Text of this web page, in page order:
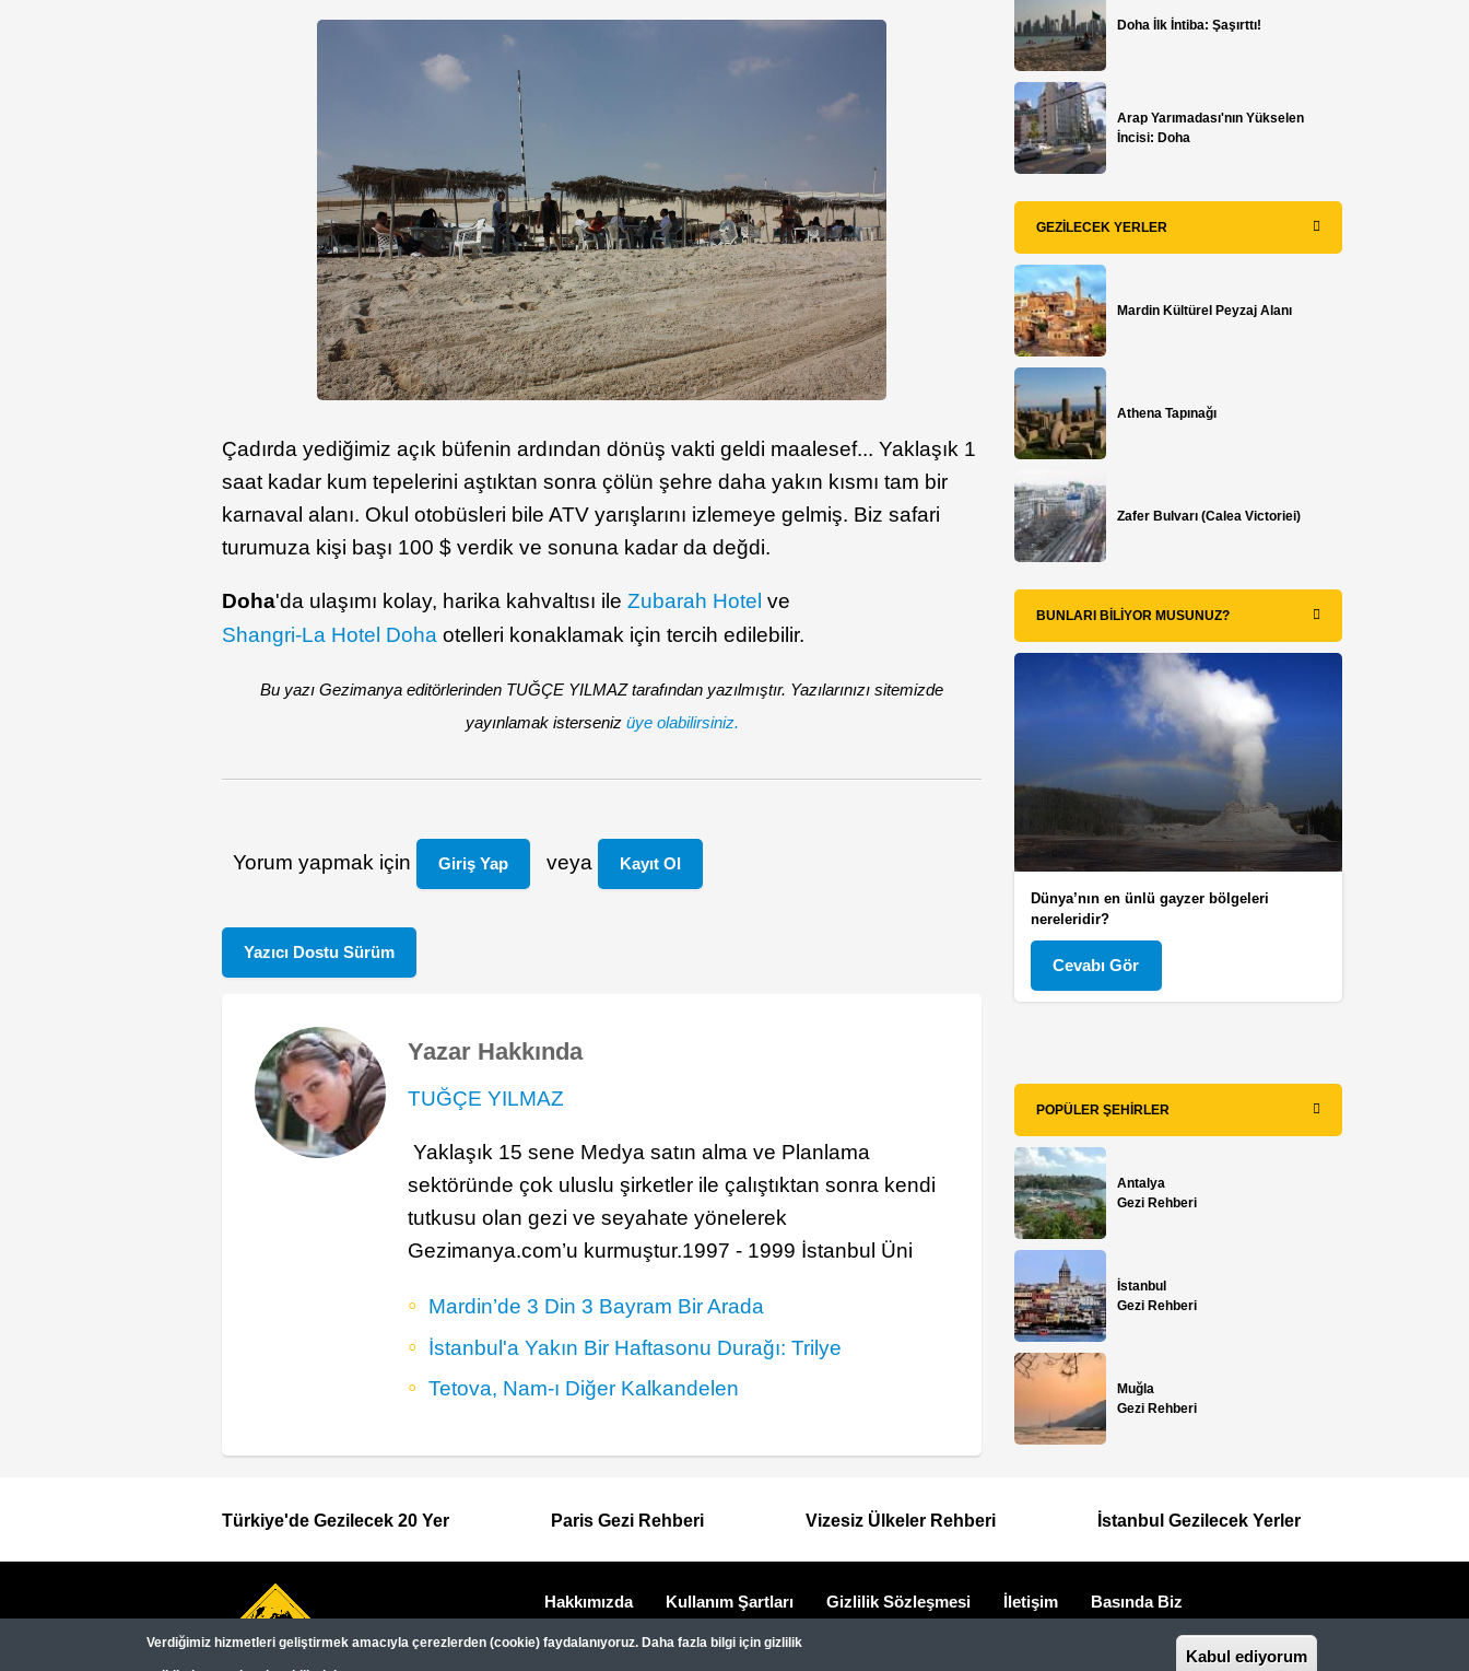
Çadırda yediğimiz açık büfenin ardından dönüş vakti geldi maalesef... Yaklaşık 1
saat kadar kum tepelerini aştıktan sonra çölün şehre daha yakın kısmı tam bir
karnaval alanı. Okul otobüsleri bile ATV yarışlarını izlemeye gelmiş. Biz safari
turumuza kişi başı 100 $ verdik ve sonuna kadar da değdi.
Doha'da ulaşımı kolay, harika kahvaltısı ile Zubarah Hotel ve
Shangri-La Hotel Doha otelleri konaklamak için tercih edilebilir.
Bu yazı Gezimanya editörlerinden TUĞÇE YILMAZ tarafından yazılmıştır. Yazılarınızı sitemizde
yayınlamak isterseniz üye olabilirsiniz.
Yorum yapmak için Giriş Yap veya Kayıt Ol
Yazıcı Dostu Sürüm
Yazar Hakkında
TUĞÇE YILMAZ
Yaklaşık 15 sene Medya satın alma ve Planlama
sektöründe çok uluslu şirketler ile çalıştıktan sonra kendi
tutkusu olan gezi ve seyahate yönelerek
Gezimanya.com’u kurmuştur.1997 - 1999 İstanbul Üni
Mardin’de 3 Din 3 Bayram Bir Arada
İstanbul'a Yakın Bir Haftasonu Durağı: Trilye
Tetova, Nam-ı Diğer Kalkandelen
Doha İlk İntiba: Şaşırttı!
Arap Yarımadası'nın Yükselen
İncisi: Doha
GEZILECEK YERLER
Mardin Kültürel Peyzaj Alanı
Athena Tapınağı
Zafer Bulvarı (Calea Victoriei)
BUNLARI BILIYOR MUSUNUZ?
Dünya’nın en ünlü gayzer bölgeleri
nereleridir?
Cevabı Gör
POPÜLER ŞEHIRLER
Antalya
Gezi Rehberi
İstanbul
Gezi Rehberi
Muğla
Gezi Rehberi
Footer
Top
Menu
Türkiye'de Gezilecek 20 Yer Paris Gezi Rehberi Vizesiz Ülkeler Rehberi İstanbul Gezilecek Yerler
Dipnot
Hakkımızda Kullanım Şartları Gizlilik Sözleşmesi İletişim Basında Biz
Gezimanya Turizm, TÜRSAB'a kayıtlı bir seyahat acentasıdır.
Verdiğimiz hizmetleri geliştirmek amacıyla çerezlerden (cookie) faydalanıyoruz. Daha fazla bilgi için gizlilik
Kabul ediyorum